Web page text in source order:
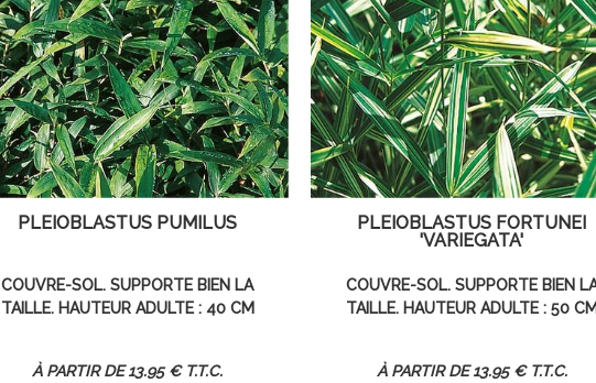
PLEIOBLASTUS PUMILUS
COUVRE-SOL. SUPPORTE BIEN LA
TAILLE. HAUTEUR ADULTE : 40 CM
13.95 € T.T.C.
PLEIOBLASTUS FORTUNEI
'VARIEGATA'
COUVRE-SOL. SUPPORTE BIEN
TAILLE. HAUTEUR ADULTE : 50 CM
13.95 € T.T.C.